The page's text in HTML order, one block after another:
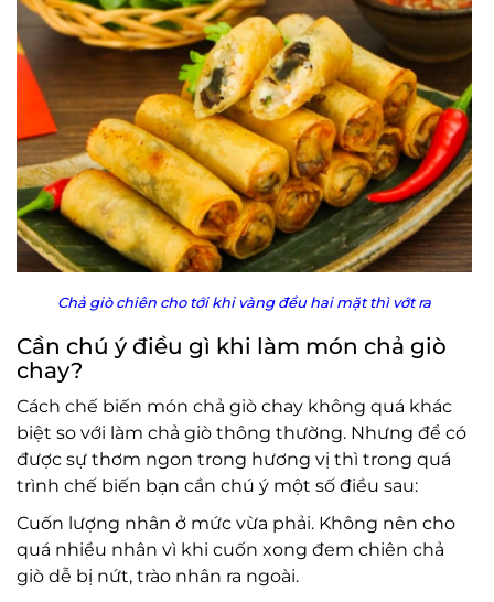
Chả giò chiên cho tới khi vàng đều hai mặt thì vớt ra
Cần chú ý điều gì khi làm món chả giò
chay?
Cách chế biến món chả giò chay không quá khác
biệt so với làm chả giò thông thường. Nhưng để có
được sự thơm ngon trong hương vị thì trong quá
trình chế biến bạn cần chú ý một số điều sau:
Cuốn lượng nhân ở mức vừa phải. Không nên cho
quá nhiều nhân vì khi cuốn xong đem chiên chả
giò dễ bị nứt, trào nhân ra ngoài.